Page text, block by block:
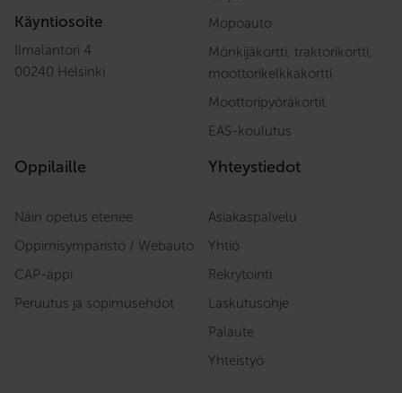
Käyntiosoite
Ilmalantori 4
00240 Helsinki
Mopoauto
Mönkijäkortti, traktorikortti,
moottorikelkkakortti
Moottoripyöräkortit
EAS-koulutus
Oppilaille
Näin opetus etenee
Oppimisympäristö / Webauto
CAP-äppi
Peruutus ja sopimusehdot
Yhteystiedot
Asiakaspalvelu
Yhtiö
Rekrytointi
Laskutusohje
Palaute
Yhteistyö